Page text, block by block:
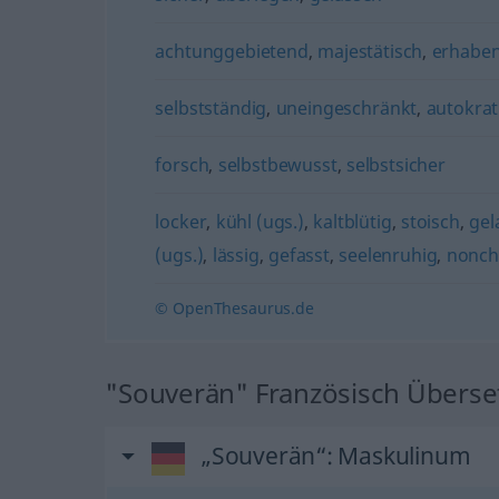
achtunggebietend, majestätisch,
selbstständig, uneingeschränkt,
forsch, selbstbewusst, selbstsicher
locker, kühl (ugs.), kaltblütig, stoisch,
(ugs.), lässig, gefasst, seelenruhig,
© OpenThesaurus.de
"Souverän" Französisch
„Souverän“: Maskulinum